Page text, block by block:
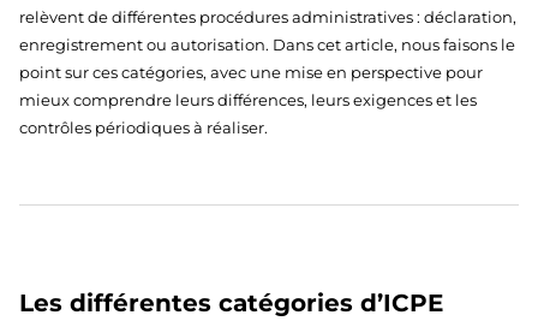
relèvent de différentes procédures administratives : déclaration,
enregistrement ou autorisation. Dans cet article, nous faisons le
point sur ces catégories, avec une mise en perspective pour
mieux comprendre leurs différences, leurs exigences et les
contrôles périodiques à réaliser.
Les différentes catégories d’ICPE